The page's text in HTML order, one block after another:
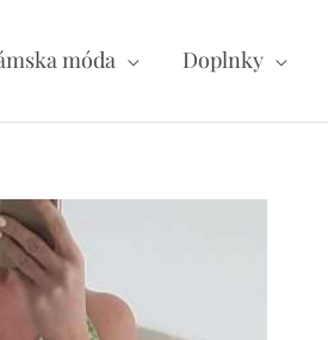
móda Doplnky